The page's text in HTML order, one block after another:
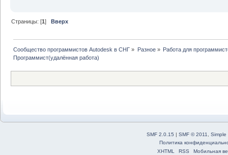
Страницы: [1]Вверх
Сообщество программистов Autodesk в СНГ » Разное» Работа для
Программист(удалённая работа)
SMF 2.0.15 | SMF © 2011
Simple
Политика
XHTML
RSS Мобильная